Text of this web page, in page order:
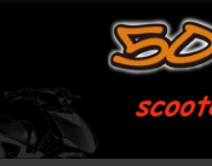
50cm3.eu
scooter racing team